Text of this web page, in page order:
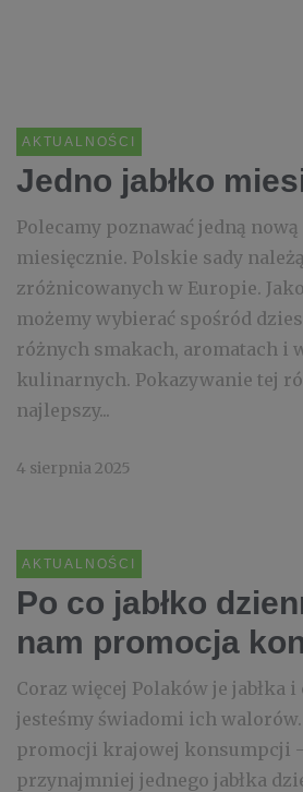
AKTUALNOŚCI
Jedno jabłko
Polecamy poznawać jedną nową
miesięcznie. Polskie sady
zróżnicowanych w Europie.
możemy wybierać spośród
różnych smakach, aromatach i
kulinarnych. Pokazywanie tej
najlepszy...
4 sierpnia 2025
AKTUALNOŚCI
Po co jabłko
nam promocja
Coraz więcej Polaków je jabłka
jesteśmy świadomi ich walorów.
promocji krajowej konsumpcji
przynajmniej jednego jabłka